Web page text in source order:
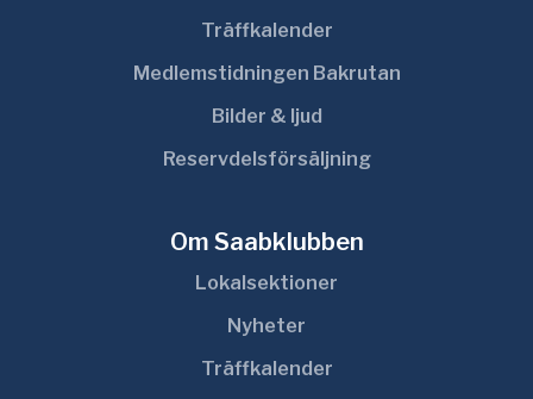
Träffkalender
Medlemstidningen Bakrutan
Bilder & ljud
Reservdelsförsäljning
Om Saabklubben
Lokalsektioner
Nyheter
Träffkalender